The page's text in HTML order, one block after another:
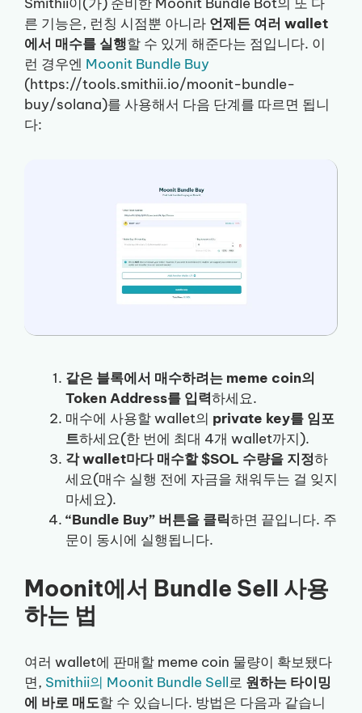
른 기능은, 런칭 시점뿐 아니라 언제든 여러 wallet
에서 매수를 실행할 수 있게 해준다는 점입니다. 이
런 경우엔 Moonit Bundle Buy
(https://tools.smithii.io/moonit-bundle-
buy/solana)를 사용해서 다음 단계를 따르면 됩니
다:
같은 블록에서 매수하려는 meme coin의
Token Address를 입력하세요.
매수에 사용할 wallet의 private key를 임포
트하세요(한 번에 최대 4개 wallet까지).
각 wallet마다 매수할 $SOL 수량을 지정하
세요(매수 실행 전에 자금을 채워두는 걸 잊지
마세요).
“Bundle Buy” 버튼을 클릭하면 끝입니다. 주
문이 동시에 실행됩니다.
Moonit에서 Bundle Sell 사용
하는 법
여러 wallet에 판매할 meme coin 물량이 확보됐다
면, Smithii의 Moonit Bundle Sell로 원하는 타이밍
에 바로 매도할 수 있습니다. 방법은 다음과 같습니